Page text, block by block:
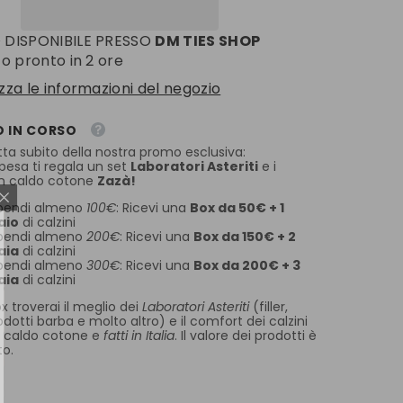
jacquard
MACULA
PRESSO DM TIES SHOP
pronto in 2 ore
le informazioni del negozio
IN CORSO
subito della nostra promo esclusiva:
ti regala un set Laboratori Asteriti e i
caldo cotone Zazà!
almeno 100€: Ricevi una Box da 50€ + 1
di calzini
almeno200€: Ricevi una Box da 150€ + 2
di calzini
almeno300€: Ricevi una Box da 200€ + 3
di calzini
troverai il meglio deiLaboratori Asteriti(filler,
barba e molto altro) e il comfort dei calzini
caldo cotone efatti in Italia. Il valore dei prodotti è
AL CLUB
sconto del
subito
per i tuoi